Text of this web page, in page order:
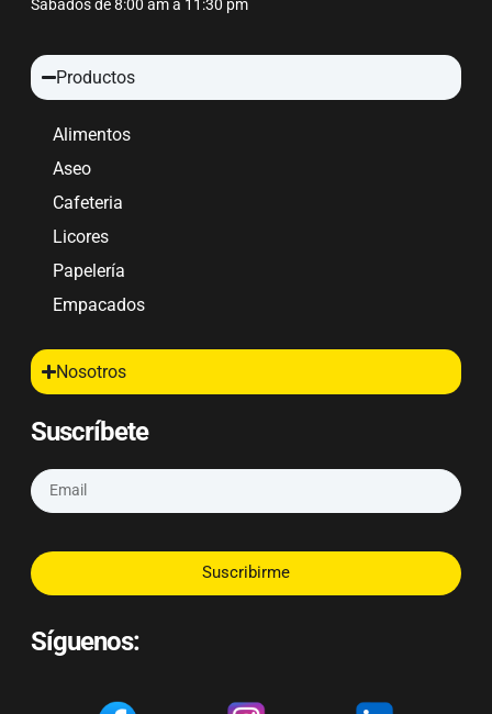
Sábados de 8:00 am a 11:30 pm
Productos
Alimentos
Aseo
Cafeteria
Licores
Papelería
Empacados
Nosotros
Suscríbete
Suscribirme
Síguenos: